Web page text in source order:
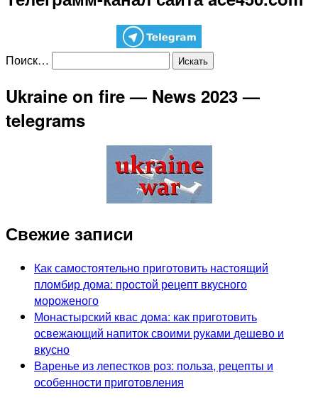
Поиск…
Ukraine on fire — News 2023 —
telegrams
Свежие записи
Как самостоятельно приготовить настоящий
пломбир дома: простой рецепт вкусного
мороженого
Монастырский квас дома: как приготовить
освежающий напиток своими руками дешево и
вкусно
Варенье из лепестков роз: польза, рецепты и
особенности приготовления